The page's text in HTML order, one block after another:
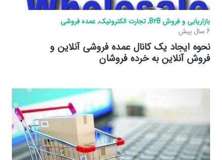
بازاریابی و فروش B2B ,تجارت الکترونیک,عمده فروشی
6 سال پیش
نحوه ایجاد یک کانال عمده فروشی آنلاین و
فروش آنلاین به خرده فروشان